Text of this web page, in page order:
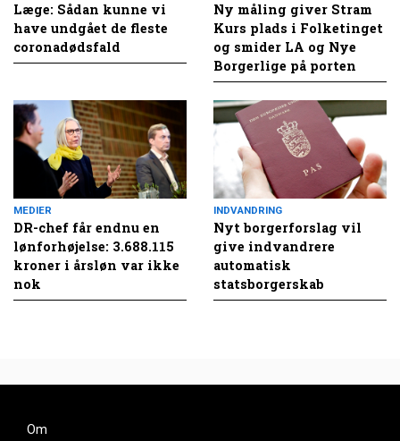
Læge: Sådan kunne vi
have undgået de fleste
coronadødsfald
Ny måling giver Stram
Kurs plads i Folketinget
og smider LA og Nye
Borgerlige på porten
MEDIER
DR-chef får endnu en
lønforhøjelse: 3.688.115
kroner i årsløn var ikke
nok
INDVANDRING
Nyt borgerforslag vil
give indvandrere
automatisk
statsborgerskab
Om